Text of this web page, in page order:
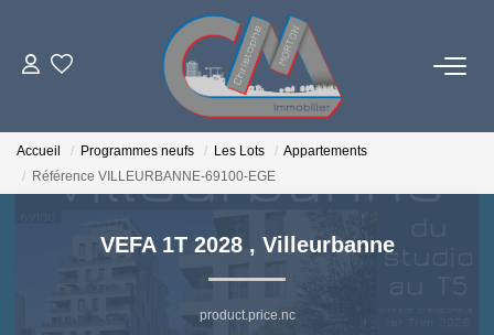
06 73 84 29 22
PROGRAMMES NEUFS
Accueil Programmes neufs Les Lots
Appartements
Référence VILLEURBANNE-69100-EGE
VEFA 1T 2028 , Villeurbanne
product.price.nc